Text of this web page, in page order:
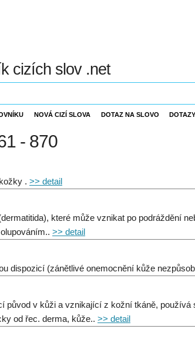
cizích slov .net
NOVÁ CIZÍ SLOVA DOTAZ NA SLOVO
- 870
. >> detail
které může vznikat po podráždění
>> detail
dispozicí (zánětlivé onemocnění kůže
původ v kůži a vznikající z kožní tkáně, používá
od řec. derma, kůže.. >> detail